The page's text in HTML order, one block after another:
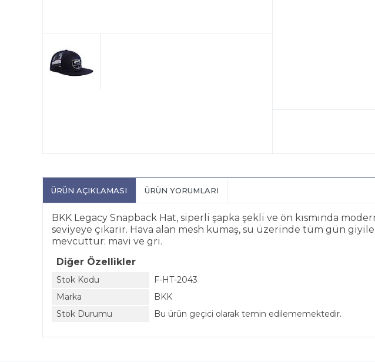
ÜRÜN AÇIKLAMASI ÜRÜN YORUMLARI
BKK Legacy Snapback Hat, siperli şapka şekli ve ön kısmında
seviyeye çıkarır. Hava alan mesh kumaş, su üzerinde tüm gün
mevcuttur: mavi ve gri.
Diğer Özellikler
Stok Kodu
F-HT-2043
Marka
BKK
Stok Durumu
Bu ürün geçici olarak temin edilememektedir.